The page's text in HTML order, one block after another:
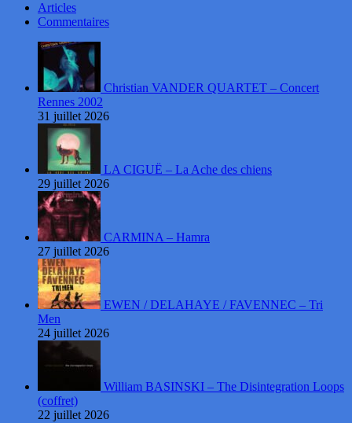
Articles
Commentaires
Christian VANDER QUARTET – Concert
Rennes 2002
31 juillet 2026
LA CIGUË – La Ache des chiens
29 juillet 2026
CARMINA – Hamra
27 juillet 2026
EWEN / DELAHAYE / FAVENNEC – Tri
Men
24 juillet 2026
William BASINSKI – The Disintegration Loops
(coffret)
22 juillet 2026